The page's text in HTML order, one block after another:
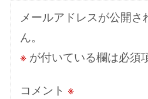
ョ
ン
メールアドレスが公開さ
ん。
※が付いている欄は必須
コメント ※